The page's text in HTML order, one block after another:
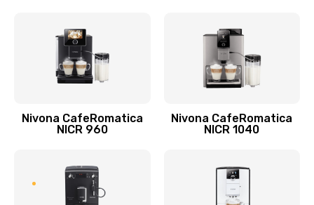
Nivona CafeRomatica
NICR 960
Nivona CafeRomatica
NICR 1040